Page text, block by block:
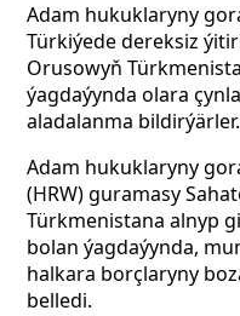
Adam hukuklaryny
Türkiýede dereksiz
Orusowyň
ýagdaýynda olara
aladalanma bildirýärler.
Adam hukuklaryny
(HRW) guramasy
Türkmenistana alnyp
bolan ýagdaýynda,
halkara borçlaryny
belledi.